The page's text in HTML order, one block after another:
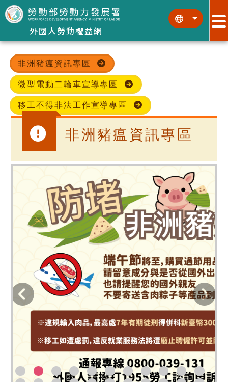
跳到主要內容區塊
外國人勞動權益網
::: :::
非洲豬瘟資訊專區
微型電動二輪車宣導專區
移工不得非法工作宣導專區
非洲豬瘟資訊專區